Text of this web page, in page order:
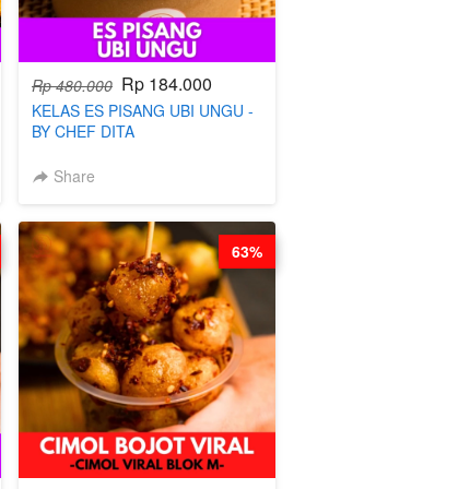
Rp 480.000 Rp 184.000
KELAS ES PISANG UBI UNGU -
BY CHEF DITA
Share
63%